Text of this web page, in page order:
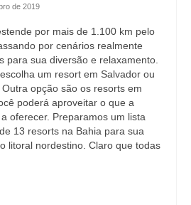
de 2019
por mais de 1.100 km pelo
por cenários realmente
para sua diversão e relaxamento.
um resort em Salvador ou
opção são os resorts em
poderá aproveitar o que a
oferecer. Preparamos um lista
13 resorts na Bahia para sua
litoral nordestino. Claro que todas